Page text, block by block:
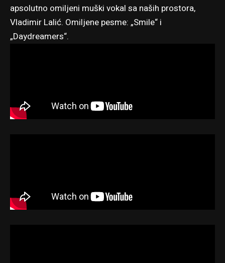
apsolutno omiljeni muški vokal sa naših prostora,
Vladimir Lalić. Omiljene pesme: „Smile“ i
„Daydreamers“.